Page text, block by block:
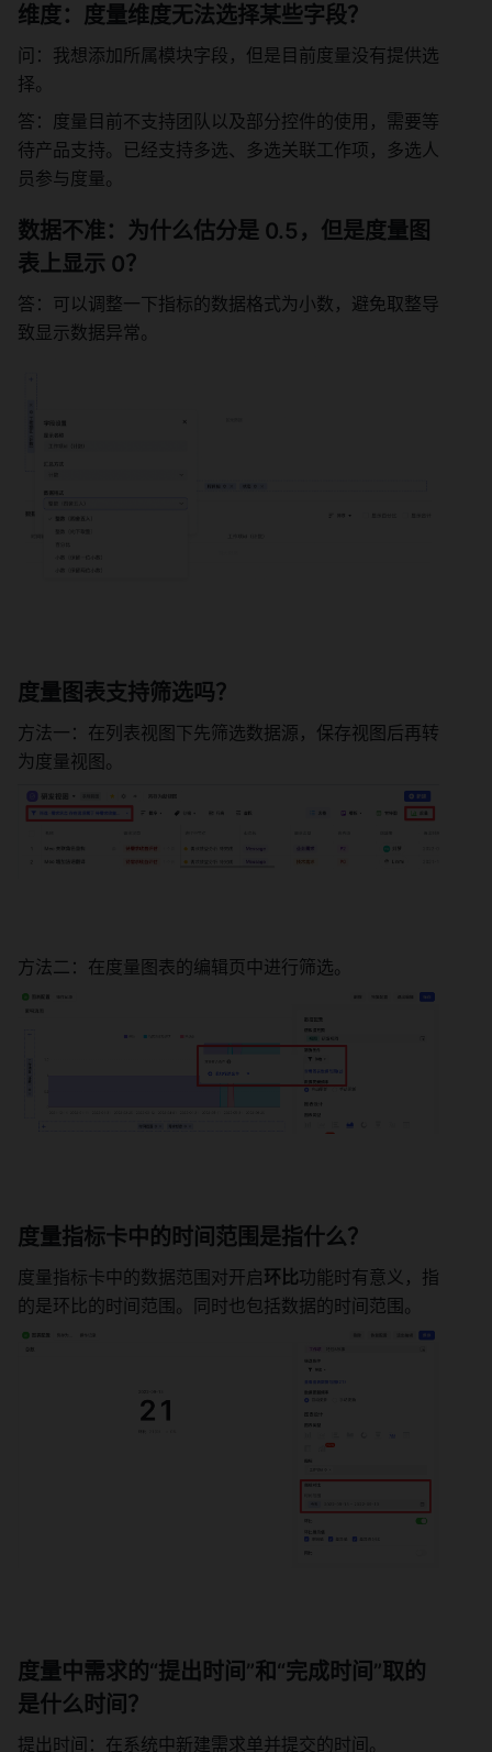
维度：度量维度无法选择某些字段？
问：我想添加所属模块字段，但是目前度量没有提供选
择。
答：度量目前不支持团队以及部分控件的使用，需要等
待产品支持。已经支持多选、多选关联工作项，多选人
员参与度量。
数据不准：为什么估分是 0.5，但是度量图
表上显示 0？
答：可以调整一下指标的数据格式为小数，避免取整导
致显示数据异常。
度量图表支持筛选吗？
方法一：在列表视图下先筛选数据源，保存视图后再转
为度量视图。
方法二：在度量图表的编辑页中进行筛选。
度量指标卡中的时间范围是指什么？
度量指标卡中的数据范围对开启环比功能时有意义，指
的是环比的时间范围。同时也包括数据的时间范围。
度量中需求的“提出时间”和“完成时间”取的
是什么时间？
提出时间：在系统中新建需求单并提交的时间。